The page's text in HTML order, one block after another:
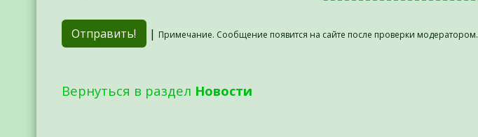
| Примечание. Сообщение появится на сайте после проверки модератором.
Вернуться в раздел Новости